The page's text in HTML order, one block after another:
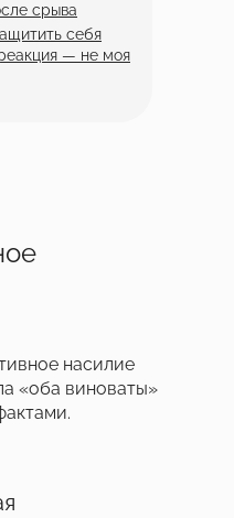
срыва
себя
— не моя
насилие
«оба виноваты»